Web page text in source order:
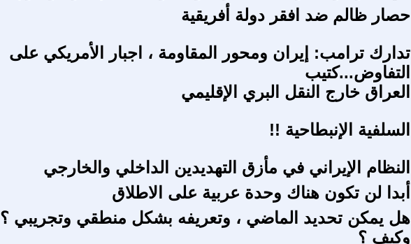
حصار ظالم ضد افقر دولة أفريقية
تدارك ترامب: إيران ومحور المقاومة ، اجبار الأمريكي على
التفاوض...كتيب
العراق خارج النقل البري الإقليمي
السلفية الإنبطاحية !!
النظام الإيراني في مأزق التهديدين الداخلي والخارجي
أبدا لن تكون هناك وحدة عربية على الاطلاق
هل يمكن تحديد الماضي ، وتعريفه بشكل منطقي وتجريبي ؟
وكيف ؟